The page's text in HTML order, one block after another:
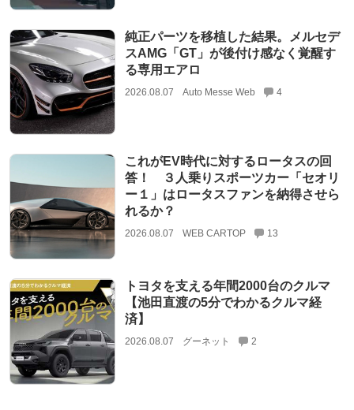
純正パーツを移植した結果。メルセデ
スAMG「GT」が後付け感なく覚醒す
る専用エアロ
2026.08.07 Auto Messe Web 4
これがEV時代に対するロータスの回
答！ ３人乗りスポーツカー「セオリ
ー１」はロータスファンを納得させら
れるか？
2026.08.07 WEB CARTOP 13
トヨタを支える年間2000台のクルマ
【池田直渡の5分でわかるクルマ経
済】
2026.08.07 グーネット 2